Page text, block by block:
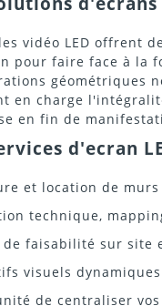
vidéo LED offrent
pour faire face à la
géométriques
en charge
en fin de
d'ecran
et location de
technique,
de faisabilité sur site
visuels
de centraliser